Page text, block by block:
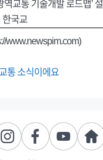
역교통 기술개발 로드맵’ 설
한국교
www.newspim.com)
통 소식이에요